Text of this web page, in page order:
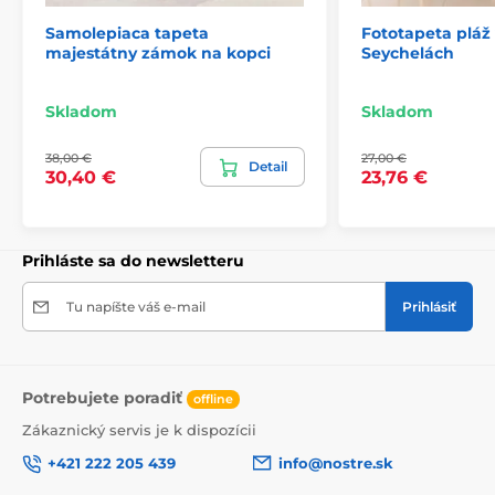
2) Fototapety s úpravou motívu podľa rozmeru
veľkosti, čo môže viesť k jeho miernemu orezaniu. Po
pozrieť presný náhľad. Každá tapeta sa skladá z pásov
širokých 49 cm.
Samolepiaca tapeta
majestátny zámok na kopci
Skladom
38,00 €
30,40 €
Detail
Fototapeta
Seychelách
Skladom
27,00 €
23,76 €
Prihláste sa do newsletteru
Tu napíšte váš e-mail Prihlásiť
Potrebujete poradiť offline
Zákaznický servis je k dispozícii
+421 222 205 439
info@nostre.sk